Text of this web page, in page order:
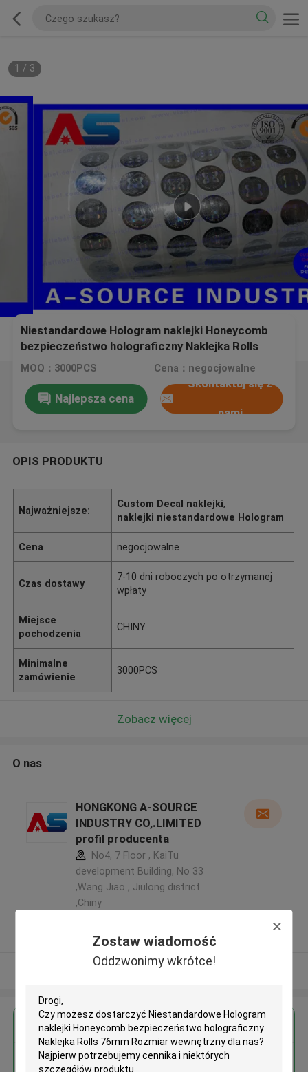
Zostaw wiadomość
Oddzwonimy wkrótce!
1 / 3
Niestandardowe Hologram naklejki Honeycomb
bezpieczeństwo holograficzny Naklejka Rolls
76mm Rozmiar wewnętrzny
MOQ：3000PCS Cena：negocjowalne
Najlepsza cena
Skontaktuj się z
nami
OPIS PRODUKTU
Najważniejsze:
Custom Decal naklejki,
naklejki niestandardowe Hologram
Cena negocjowalne
Czas dostawy
7-10 dni roboczych po otrzymanej
wpłaty
Miejsce
pochodzenia
CHINY
Minimalne
zamówienie
3000PCS
Zobacz więcej
O nas
HONGKONG A-SOURCE
INDUSTRY CO,.LIMITED
profil producenta
No4, 7 Floor , KaiTu
development Building, No 33
,Wang Jiao , Jiulong district
,Chiny
zweryfikowane Dostawca
Zobacz więcej
Uzyskaj najlepszą cenę za
Niestandardowe Hologram